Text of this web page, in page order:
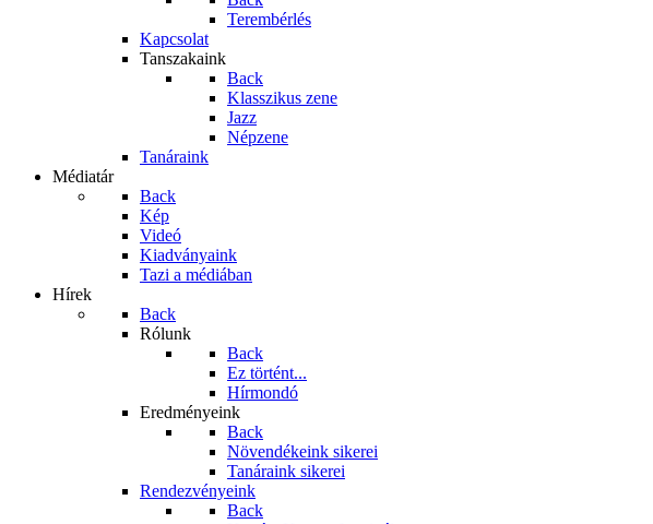
Terembérlés
Kapcsolat
Tanszakaink
Back
Klasszikus zene
Jazz
Népzene
Tanáraink
Médiatár
Back
Kép
Videó
Kiadványaink
Tazi a médiában
Hírek
Back
Rólunk
Back
Ez történt...
Hírmondó
Eredményeink
Back
Növendékeink sikerei
Tanáraink sikerei
Rendezvényeink
Back